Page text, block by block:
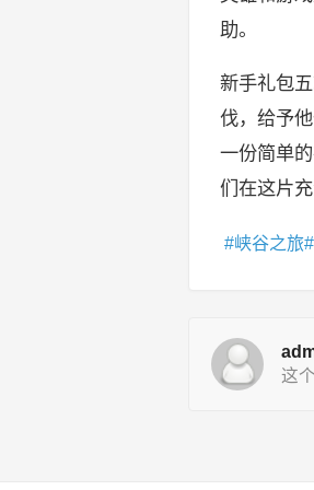
助。
新手礼包
伐，给予
一份简单
们在这片
峡谷之旅
这